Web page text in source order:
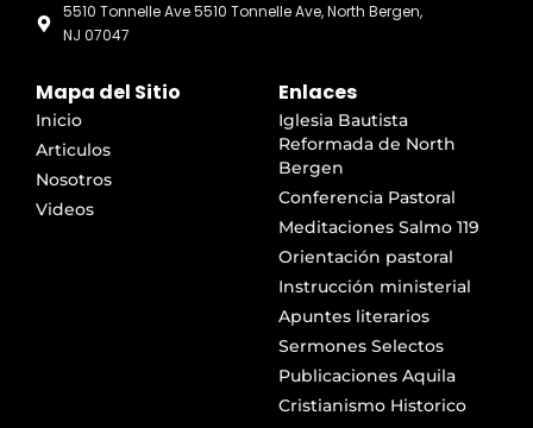
5510 Tonnelle Ave 5510 Tonnelle Ave, North Bergen,
NJ 07047
Mapa del Sitio
Inicio
Articulos
Nosotros
Videos
Enlaces
Iglesia Bautista
Reformada de North
Bergen
Conferencia Pastoral
Meditaciones Salmo 119
Orientación pastoral
Instrucción ministerial
Apuntes literarios
Sermones Selectos
Publicaciones Aquila
Cristianismo Historico